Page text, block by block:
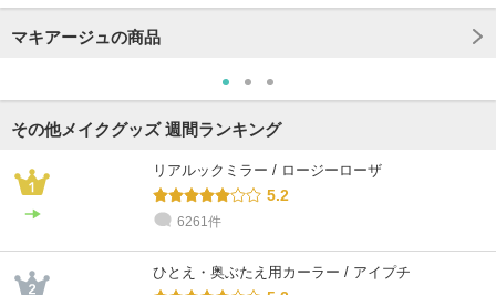
マキアージュの商品
その他メイクグッズ 週間ランキング
リアルックミラー / ロージーローザ
5.2
6261件
ひとえ・奥ぶたえ用カーラー / アイプチ